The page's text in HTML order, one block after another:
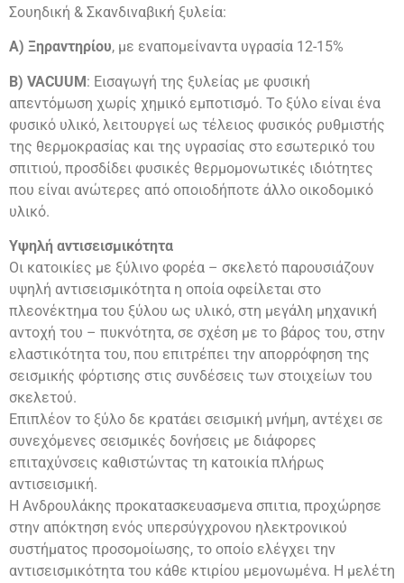
Σουηδική & Σκανδιναβική ξυλεία:
Α) Ξηραντηρίου, με εναπομείναντα υγρασία 12-15%
Β) VACUUM: Εισαγωγή της ξυλείας με φυσική
απεντόμωση χωρίς χημικό εμποτισμό. Το ξύλο είναι ένα
φυσικό υλικό, λειτουργεί ως τέλειος φυσικός ρυθμιστής
της θερμοκρασίας και της υγρασίας στο εσωτερικό του
σπιτιού, προσδίδει φυσικές θερμομονωτικές ιδιότητες
που είναι ανώτερες από οποιοδήποτε άλλο οικοδομικό
υλικό.
Υψηλή αντισεισμικότητα
Οι κατοικίες με ξύλινο φορέα – σκελετό παρουσιάζουν
υψηλή αντισεισμικότητα η οποία οφείλεται στο
πλεονέκτημα του ξύλου ως υλικό, στη μεγάλη μηχανική
αντοχή του – πυκνότητα, σε σχέση με το βάρος του, στην
ελαστικότητα του, που επιτρέπει την απορρόφηση της
σεισμικής φόρτισης στις συνδέσεις των στοιχείων του
σκελετού.
Επιπλέον το ξύλο δε κρατάει σεισμική μνήμη, αντέχει σε
συνεχόμενες σεισμικές δονήσεις με διάφορες
επιταχύνσεις καθιστώντας τη κατοικία πλήρως
αντισεισμική.
Η Ανδρουλάκης προκατασκευασμενα σπιτια, προχώρησε
στην απόκτηση ενός υπερσύγχρονου ηλεκτρονικού
συστήματος προσομοίωσης, το οποίο ελέγχει την
αντισεισμικότητα του κάθε κτιρίου μεμονωμένα. Η μελέτη